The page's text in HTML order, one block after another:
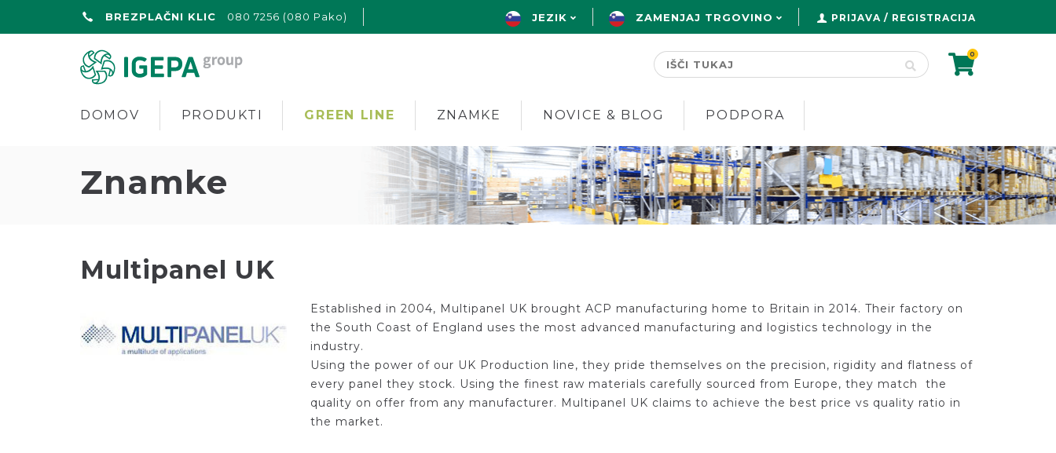
BREZPLAČNI KLIC 080 7256 (080 Pako) JEZIK ZAMENJAJ TRGOVINO
0
PRIJAVA / REGISTRACIJA
DOMOV PRODUKTI GREEN LINE ZNAMKE NOVICE & BLOG PODPORA
Znamke
Multipanel UK
Established in 2004, Multipanel UK brought ACP manufacturing home to Britain in 2014. Their factory on
the South Coast of England uses the most advanced manufacturing and logistics technology in the
industry.
Using the power of our UK Production line, they pride themselves on the precision, rigidity and flatness of
every panel they stock. Using the finest raw materials carefully sourced from Europe, they match the
quality on offer from any manufacturer. Multipanel UK claims to achieve the best price vs quality ratio in
the market.